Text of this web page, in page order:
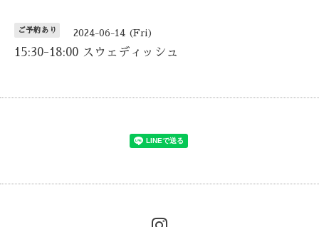
ご予約あり 2024-06-14 (Fri)
15:30-18:00 スウェディッシュ